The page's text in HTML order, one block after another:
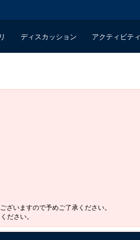
ディスカッション アクティビティ
ざいますので予めご了承ください。
ださい。